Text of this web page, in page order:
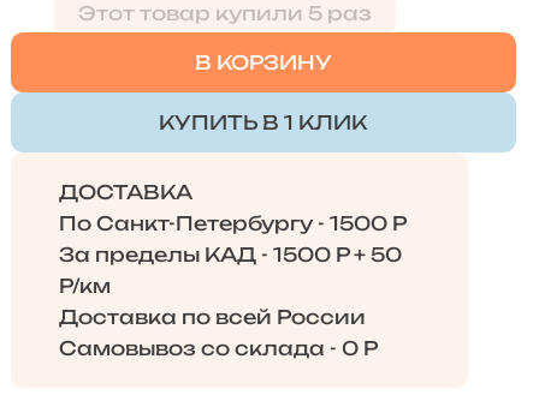
Этот товар купили 5 раз
В КОРЗИНУ
КУПИТЬ В 1 КЛИК
ДОСТАВКА
По Санкт-Петербургу - 1500 Р
За пределы КАД - 1500 Р + 50
Р/км
Доставка по всей России
Самовывоз со склада - 0 Р